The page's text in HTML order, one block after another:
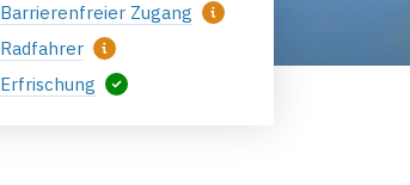
Barrierenfreier Zugang
Radfahrer
Erfrischung